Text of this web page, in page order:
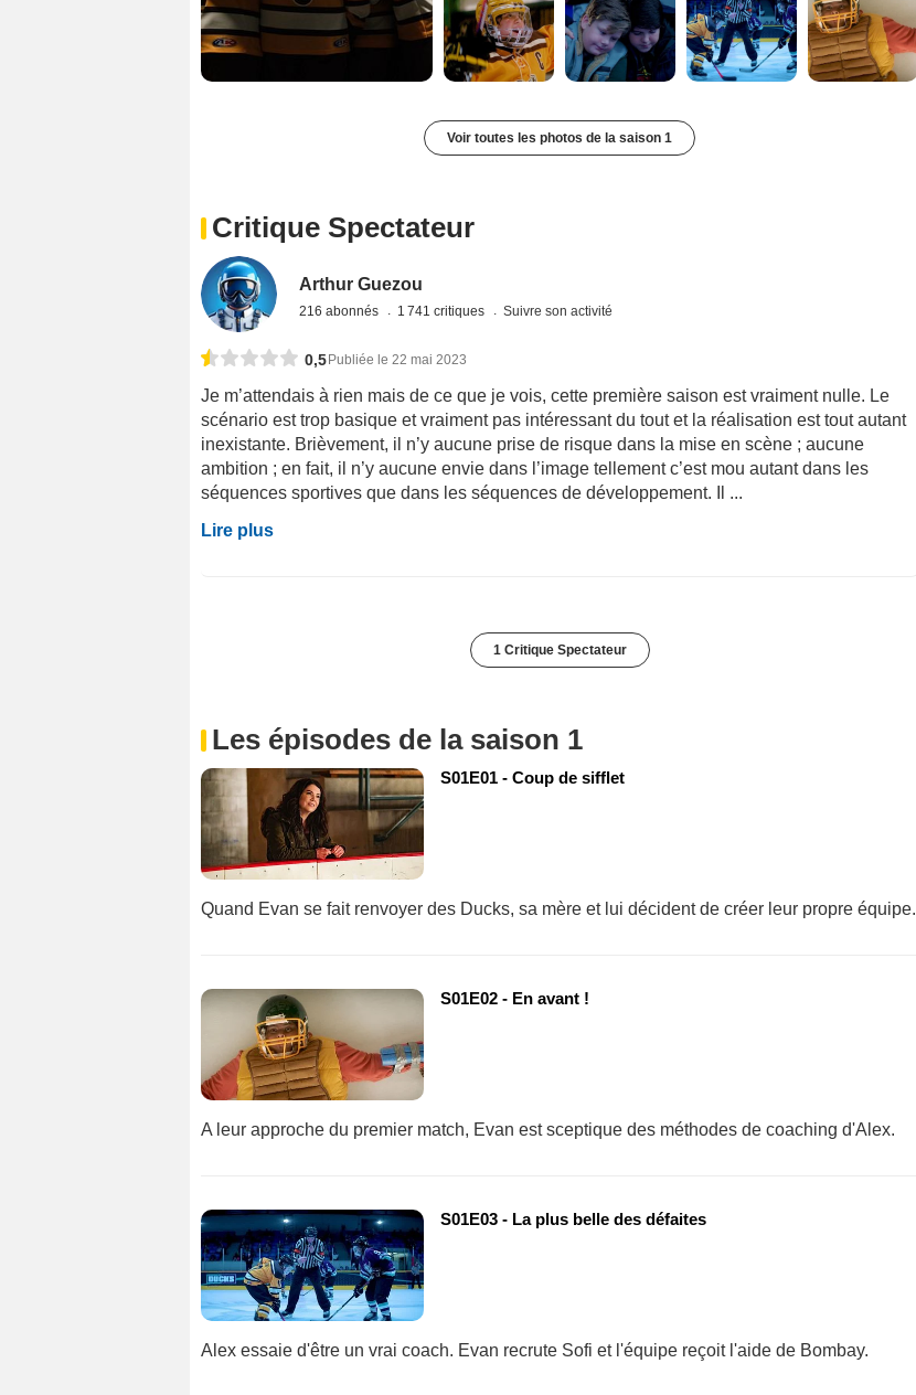
Voir toutes les photos de la saison 1
Critique Spectateur
Arthur Guezou
216 abonnés 1 741 critiques Suivre son activité
0,5 Publiée le 22 mai 2023
Je m’attendais à rien mais de ce que je vois, cette première saison est vraiment nulle. Le
scénario est trop basique et vraiment pas intéressant du tout et la réalisation est tout autant
inexistante. Brièvement, il n’y aucune prise de risque dans la mise en scène ; aucune
ambition ; en fait, il n’y aucune envie dans l’image tellement c’est mou autant dans les
séquences sportives que dans les séquences de développement. Il ...
Lire plus
1 Critique Spectateur
Les épisodes de la saison 1
S01E01 - Coup de sifflet
Quand Evan se fait renvoyer des Ducks, sa mère et lui décident de créer leur propre équipe.
S01E02 - En avant !
A leur approche du premier match, Evan est sceptique des méthodes de coaching d'Alex.
S01E03 - La plus belle des défaites
Alex essaie d'être un vrai coach. Evan recrute Sofi et l'équipe reçoit l'aide de Bombay.